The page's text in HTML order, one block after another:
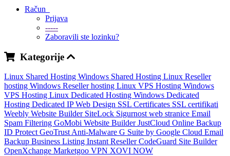
Račun
Prijava
-----
Zaboravili ste lozinku?
Kategorije
Linux Shared Hosting Windows Shared Hosting Linux Reseller
hosting Windows Reseller hosting Linux VPS Hosting Windows
VPS Hosting Linux Dedicated Hosting Windows Dedicated
Hosting Dedicated IPWeb Design SSL Certificates SSL certifikati
Weebly Website Builder SiteLock Sigurnost web stranice Email
Spam Filtering GoMobi Website BuilderJustCloud Online Backup
ID ProtectGeoTrust Anti-Malware G Suite by Google Cloud Email
Backup Business Listing Instant ResellerCodeGuard Site Builder
OpenXchange Marketgoo VPN XOVI NOW